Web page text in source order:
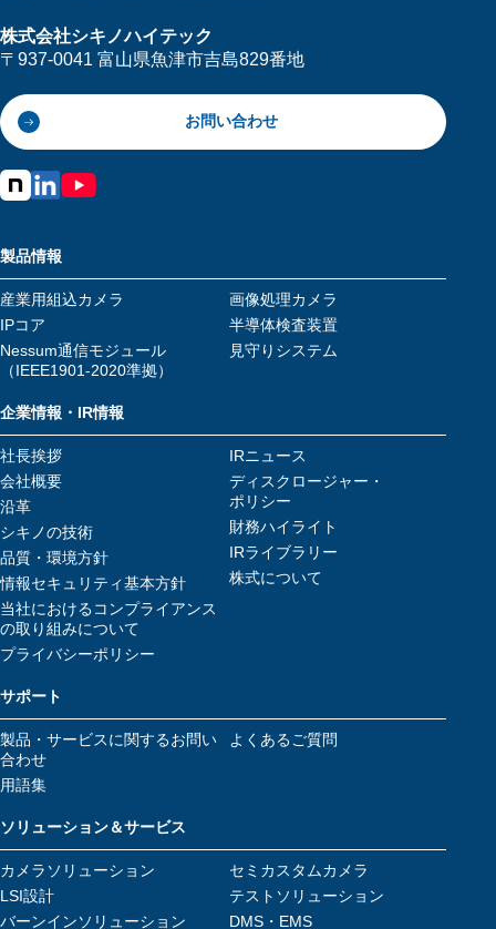
株式会社シキノハイテック
〒937-0041 富山県魚津市吉島829番地
お問い合わせ
製品情報
産業用組込カメラ
画像処理カメラ
IPコア
半導体検査装置
Nessum通信モジュール
（IEEE1901-2020準拠）
見守りシステム
企業情報・IR情報
社長挨拶
会社概要
沿革
シキノの技術
品質・環境方針
情報セキュリティ基本方針
当社におけるコンプライアンス
の取り組みについて
プライバシーポリシー
IRニュース
ディスクロージャー・
ポリシー
財務ハイライト
IRライブラリー
株式について
サポート
製品・サービスに関するお問い
合わせ
よくあるご質問
用語集
ソリューション＆サービス
カメラソリューション
セミカスタムカメラ
LSI設計
テストソリューション
バーンインソリューション
DMS・EMS